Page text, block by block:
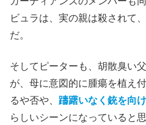
ビュラは、実の親は殺されて、
だ。
そしてピーターも、胡散臭い
が、母に意図的に腫瘍を植え
るや否や、 躊躇いなく銃を向
らしいシーンになっていると思